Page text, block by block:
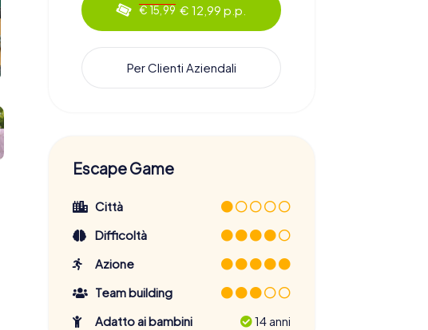
€ 15,99 € 12,99 p.p.
Per Clienti Aziendali
Escape Game
Città
Difficoltà
Azione
Team building
Adatto ai bambini
14 anni